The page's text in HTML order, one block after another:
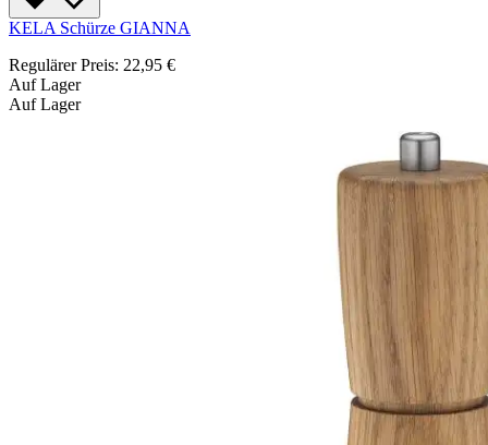
KELA Schürze GIANNA
Regulärer Preis: 22,95 €
Auf Lager
Auf Lager